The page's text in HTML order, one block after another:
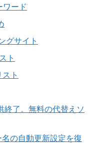
ワード
グサイト
ト
ト
終了。無料の代替えソ
の自動更新設定を復